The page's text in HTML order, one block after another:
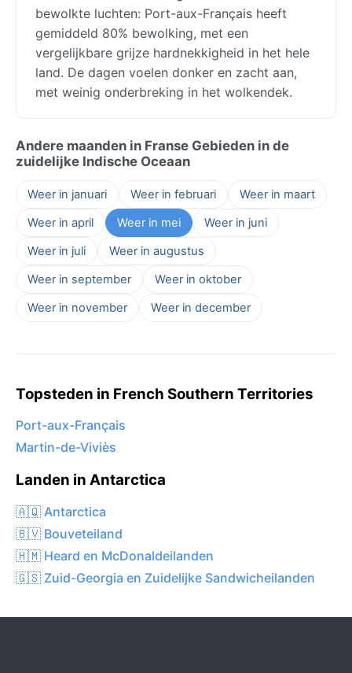
bewolkte luchten: Port-aux-Français heeft
gemiddeld 80% bewolking, met een
vergelijkbare grijze hardnekkigheid in het hele
land. De dagen voelen donker en zacht aan,
met weinig onderbreking in het wolkendek.
Andere maanden in Franse Gebieden in de
zuidelijke Indische Oceaan
Weer in januari Weer in februari
Weer in maart
Weer in april
Weer in mei
Weer in juni
Weer in juli
Weer in augustus
Weer in september
Weer in oktober
Weer in november
Weer in december
Topsteden in French Southern Territories
Port-aux-Français
Martin-de-Viviès
Landen in Antarctica
🇦🇶 Antarctica
🇧🇻 Bouveteiland
🇭🇲 Heard en McDonaldeilanden
🇬🇸 Zuid-Georgia en Zuidelijke Sandwicheilanden